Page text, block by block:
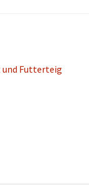
und Futterteig